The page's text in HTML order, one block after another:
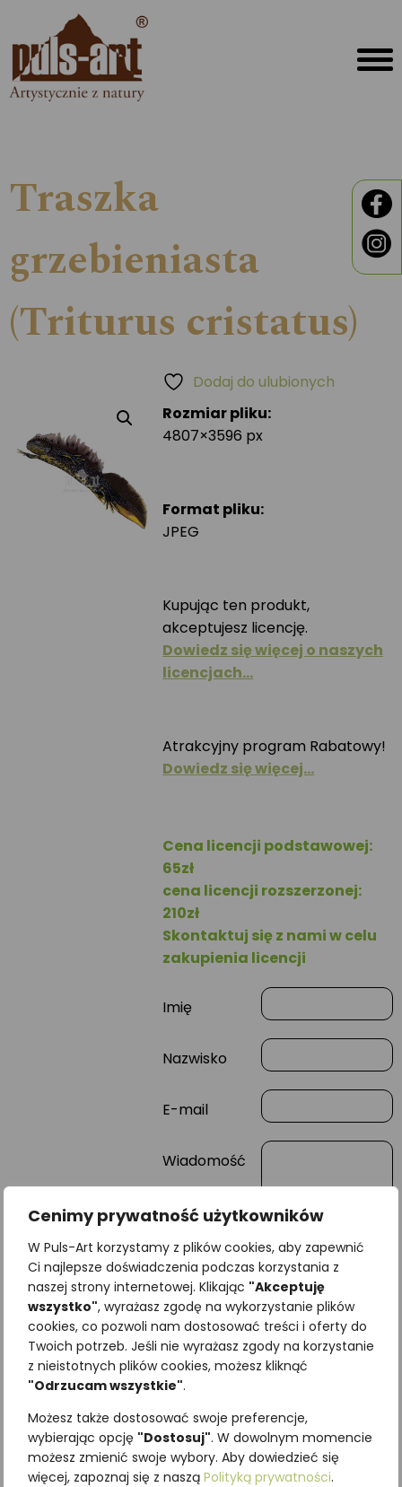
Cenimy prywatność użytkowników
W Puls-Art korzystamy z plików cookies, aby zapewnić
Ci najlepsze doświadczenia podczas korzystania z
naszej strony internetowej. Klikając "Akceptuję
wszystko", wyrażasz zgodę na wykorzystanie plików
cookies, co pozwoli nam dostosować treści i oferty do
Twoich potrzeb. Jeśli nie wyrażasz zgody na korzystanie
z nieistotnych plików cookies, możesz kliknąć
"Odrzucam wszystkie".
Możesz także dostosować swoje preferencje,
wybierając opcję "Dostosuj". W dowolnym momencie
możesz zmienić swoje wybory. Aby dowiedzieć się
więcej, zapoznaj się z naszą Polityką prywatności.
Traszka
grzebieniasta
(Triturus cristatus)
Rozmiar pliku:
4807×3596 px
Format pliku:
JPEG
Kupując ten produkt,
akceptujesz licencję.
Dowiedz się więcej o naszych
licencjach…
Atrakcyjny program Rabatowy!
Dowiedz się więcej…
Cena licencji podstawowej:
65zł
cena licencji rozszerzonej:
210zł
Skontaktuj się z nami w celu
zakupienia licencji
Imię
Nazwisko
E-mail
Wiadomość
Dodaj do ulubionych
Najniższa cena z ostatnich 30
dni:
SKU:Brak danych
Kategorie:ILUSTRACJE,Płazy
Podobne produkty